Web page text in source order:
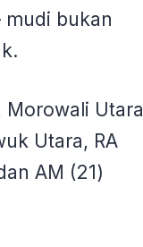
mudi bukan
Morowali Utara
Utara, RA
AM (21)